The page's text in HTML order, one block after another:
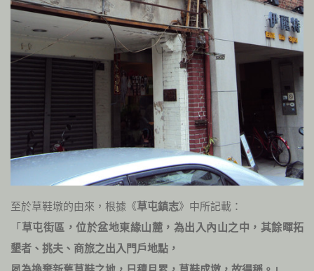
至於草鞋墩的由來，根據《草屯鎮志》中所記載：
「 草屯街區，位於盆地東緣山麓，為出入內山之中，其餘暉拓
墾者、挑夫、商旅之出入門戶地點，